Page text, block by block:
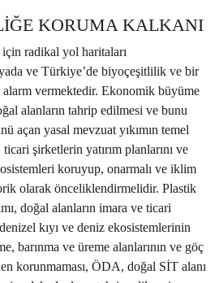
KORUMA KALKANI
radikal yol haritaları
ve Türkiye’de biyoçeşitlilik ve bir
vermektedir. Ekonomik büyüme
alanların tahrip edilmesi ve bunu
açan yasal mevzuat yıkımın temel
şirketlerin yatırım planlarını ve
koruyup, onarmalı ve iklim
olarak önceliklendirmelidir. Plastik
doğal alanların imara ve ticari
kıyı ve deniz ekosistemlerinin
barınma ve üreme alanlarının ve göç
korunmaması, ÖDA, doğal SİT alanı